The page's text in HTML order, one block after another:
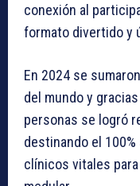
conexión al
formato divertido y
En 2024 se
del mundo y
personas se logró
destinando el
clínicos vitales